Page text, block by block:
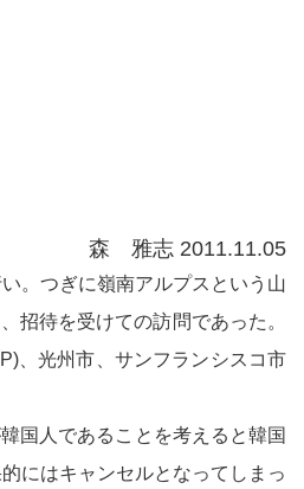
森 雅志 2011.11.05
。つぎに嶺南アルプスという山
招待を受けての訪問であった。
、光州市、サンフランシスコ市
国人であることを考えると韓国
にはキャンセルとなってしまっ